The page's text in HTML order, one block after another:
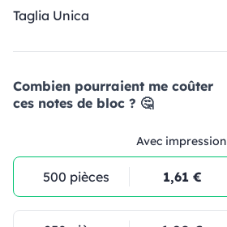
Taglia Unica
Combien pourraient me coûter
ces notes de bloc ? 🤔
Avec impression
500 pièces 1,61 €